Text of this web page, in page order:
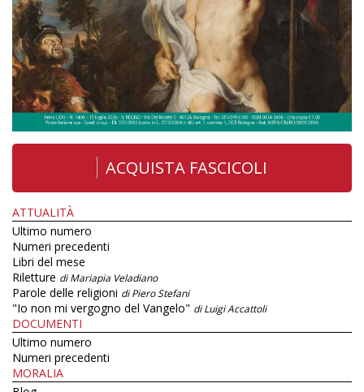
ACQUISTA FASCICOLI
ATTUALITÀ
Ultimo numero
Numeri precedenti
Libri del mese
Riletture di Mariapia Veladiano
Parole delle religioni di Piero Stefani
"Io non mi vergogno del Vangelo" di Luigi Accattoli
DOCUMENTI
Ultimo numero
Numeri precedenti
MORALIA